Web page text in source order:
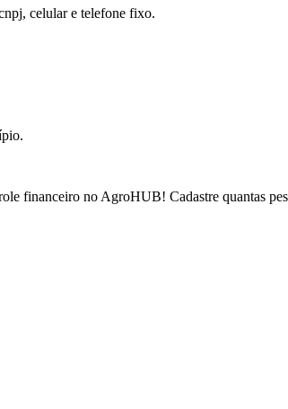
celular e telefone fixo.
financeiro no AgroHUB! Cadastre quantas